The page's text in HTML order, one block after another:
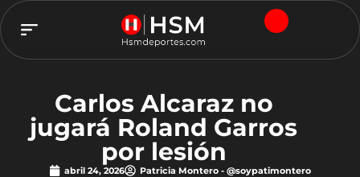
Carlos Alcaraz no
jugará Roland Garros
por lesión
abril 24, 2026 Patricia Montero - @soypatimontero